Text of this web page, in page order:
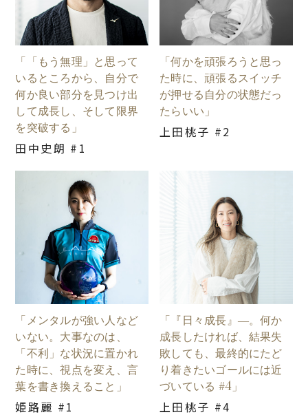
「「もう無理」と思って
いるところから、自分で
何か良い部分を見つけ出
して成長し、そして限界
を突破する」
田中史朗 #1
「何かを頑張ろうと思っ
た時に、頑張るスイッチ
が押せる自分の状態だっ
たらいい」
上田桃子 #2
「メンタルが強い人など
いない。大事なのは、
「不利」な状況に置かれ
た時に、視点を変え、言
葉を書き換えること」
姫路麗 #1
「『日々成長』―。何か
成長したければ、結果失
敗しても、最終的にたど
り着きたいゴールには近
づいている #4」
上田桃子 #4